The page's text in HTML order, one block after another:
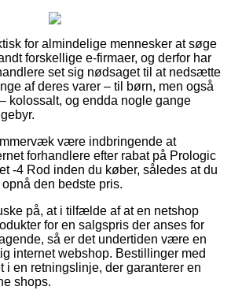
for almindelige mennesker at søge
forskellige e-firmaer, og derfor har
set sig nødsaget til at nedsætte
af deres varer – til børn, men også
kolossalt, og endda nogle gange
være indbringende at
forhandlere efter rabat på Prologic
-4 Rod inden du køber, således at du
den bedste pris.
på, at i tilfælde af at en netshop
for en salgspris der anses for
så er det undertiden være en
internet webshop. Bestillinger med
i en retningslinje, der garanterer en
shops.